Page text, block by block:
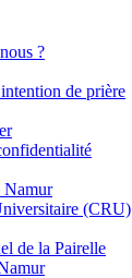
?
de prière
Namur
(CRU)
de la Pairelle